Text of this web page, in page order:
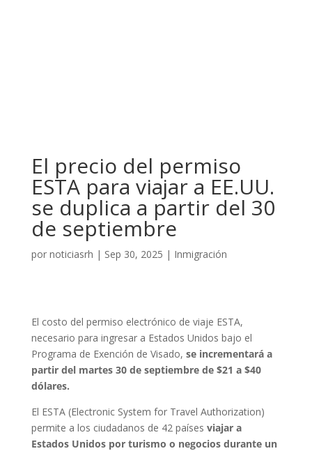
El precio del permiso
ESTA para viajar a EE.UU.
se duplica a partir del 30
de septiembre
por noticiasrh | Sep 30, 2025 | Inmigración
El costo del permiso electrónico de viaje ESTA,
necesario para ingresar a Estados Unidos bajo el
Programa de Exención de Visado, se incrementará a
partir del martes 30 de septiembre de $21 a $40
dólares.
El ESTA (Electronic System for Travel Authorization)
permite a los ciudadanos de 42 países viajar a
Estados Unidos por turismo o negocios durante un